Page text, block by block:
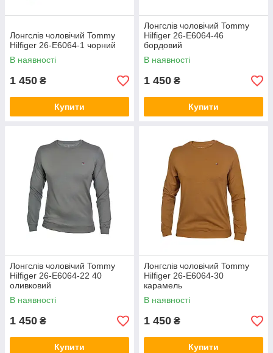
Лонгслів чоловічий Tommy
Hilfiger 26-E6064-1 чорний
В наявності
1 450 ₴
Купити
Лонгслів чоловічий Tommy
Hilfiger 26-E6064-46
бордовий
В наявності
1 450 ₴
Купити
Лонгслів чоловічий Tommy
Hilfiger 26-E6064-22 40
оливковий
В наявності
1 450 ₴
Купити
Лонгслів чоловічий Tommy
Hilfiger 26-E6064-30
карамель
В наявності
1 450 ₴
Купити